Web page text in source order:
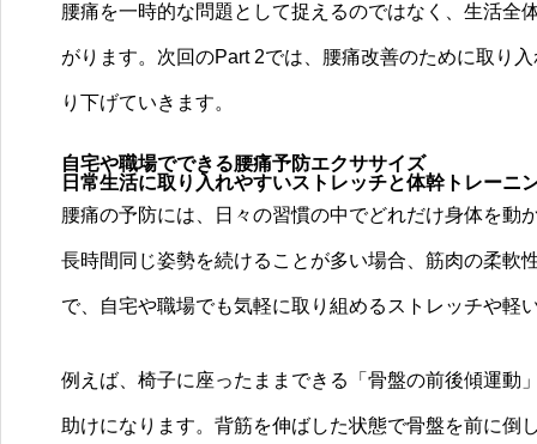
腰痛を一時的な問題として捉えるのではなく、生活全
がります。次回のPart 2では、腰痛改善のために取り
り下げていきます。
自宅や職場でできる腰痛予防エクササイズ
日常生活に取り入れやすいストレッチと体幹トレーニ
腰痛の予防には、日々の習慣の中でどれだけ身体を動
長時間同じ姿勢を続けることが多い場合、筋肉の柔軟
で、自宅や職場でも気軽に取り組めるストレッチや軽
例えば、椅子に座ったままできる「骨盤の前後傾運動
助けになります。背筋を伸ばした状態で骨盤を前に